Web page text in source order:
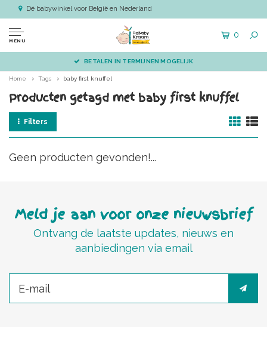
Dé babywinkel voor België en Nederland
MENU
0
BETALEN IN TERMIJNEN MOGELIJK
Home Tags baby first knuffel
Producten getagd met baby first knuffel
Filters
Geen producten gevonden!...
Meld je aan voor onze nieuwsbrief
Ontvang de laatste updates, nieuws en
aanbiedingen via email